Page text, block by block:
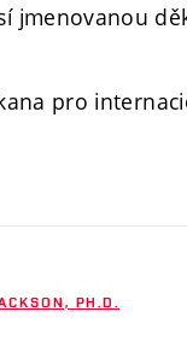
jmenovanou
pro
PH.D.